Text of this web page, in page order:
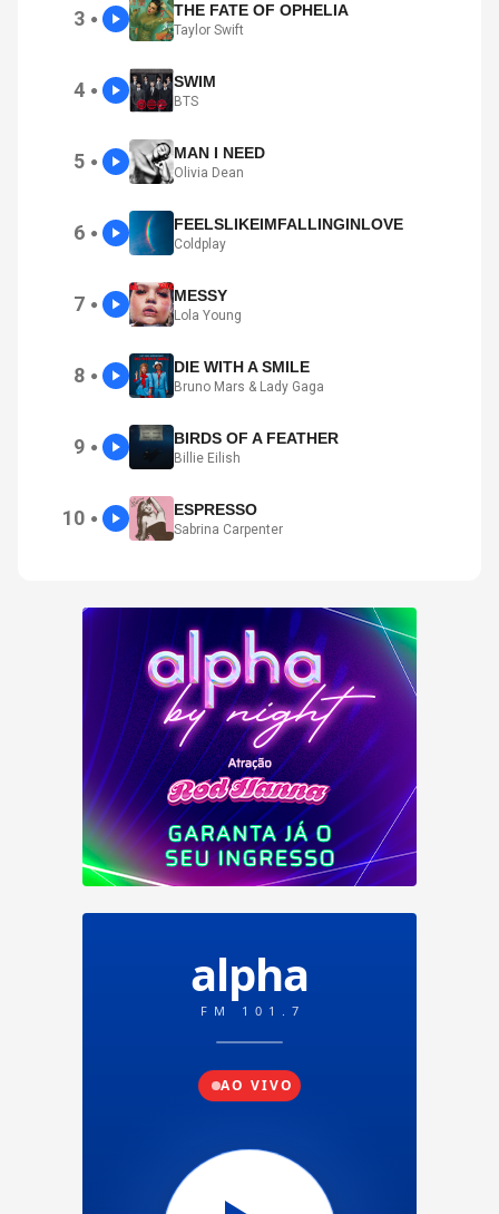
3 ● THE FATE OF OPHELIA
Taylor Swift
4 ● SWIM
BTS
5 ● MAN I NEED
Olivia Dean
6 ● FEELSLIKEIMFALLINGINLOVE
Coldplay
7 ● MESSY
Lola Young
8 ● DIE WITH A SMILE
Bruno Mars & Lady Gaga
9 ● BIRDS OF A FEATHER
Billie Eilish
10 ● ESPRESSO
Sabrina Carpenter